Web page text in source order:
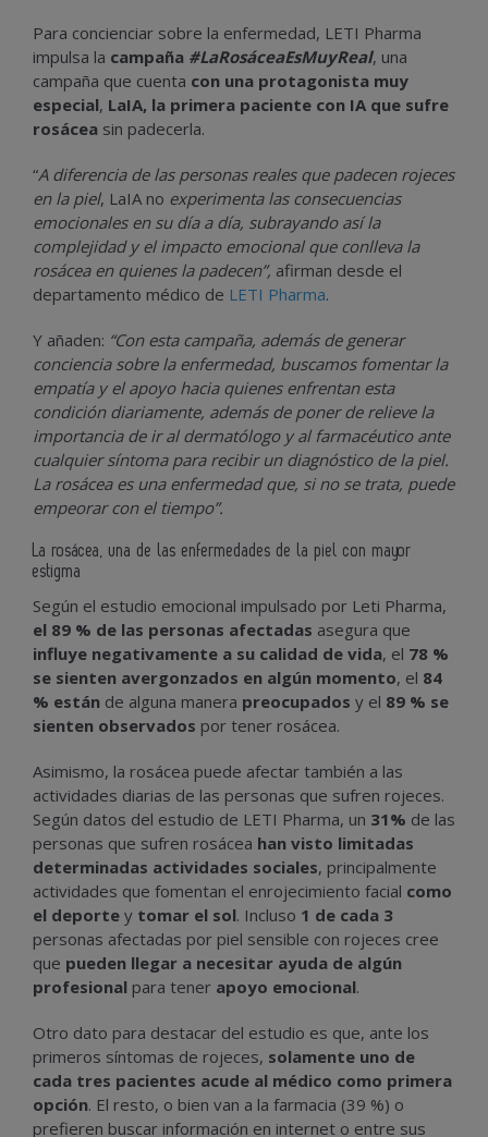
Para concienciar sobre la enfermedad, LETI Pharma
impulsa la campaña #LaRosáceaEsMuyReal, una
campaña que cuenta con una protagonista muy
especial, LaIA, la primera paciente con IA que sufre
rosácea sin padecerla.
“A diferencia de las personas reales que padecen rojeces
en la piel, LaIA no experimenta las consecuencias
emocionales en su día a día, subrayando así la
complejidad y el impacto emocional que conlleva la
rosácea en quienes la padecen”, afirman desde el
departamento médico de LETI Pharma.
Y añaden: “Con esta campaña, además de generar
conciencia sobre la enfermedad, buscamos fomentar la
empatía y el apoyo hacia quienes enfrentan esta
condición diariamente, además de poner de relieve la
importancia de ir al dermatólogo y al farmacéutico ante
cualquier síntoma para recibir un diagnóstico de la piel.
La rosácea es una enfermedad que, si no se trata, puede
empeorar con el tiempo”.
La rosácea, una de las enfermedades de la piel con mayor
estigma
Según el estudio emocional impulsado por Leti Pharma,
el 89 % de las personas afectadas asegura que
influye negativamente a su calidad de vida, el 78 %
se sienten avergonzados en algún momento, el 84
% están de alguna manera preocupados y el 89 % se
sienten observados por tener rosácea.
Asimismo, la rosácea puede afectar también a las
actividades diarias de las personas que sufren rojeces.
Según datos del estudio de LETI Pharma, un 31% de las
personas que sufren rosácea han visto limitadas
determinadas actividades sociales, principalmente
actividades que fomentan el enrojecimiento facial como
el deporte y tomar el sol. Incluso 1 de cada 3
personas afectadas por piel sensible con rojeces cree
que pueden llegar a necesitar ayuda de algún
profesional para tener apoyo emocional.
Otro dato para destacar del estudio es que, ante los
primeros síntomas de rojeces, solamente uno de
cada tres pacientes acude al médico como primera
opción. El resto, o bien van a la farmacia (39 %) o
prefieren buscar información en internet o entre sus